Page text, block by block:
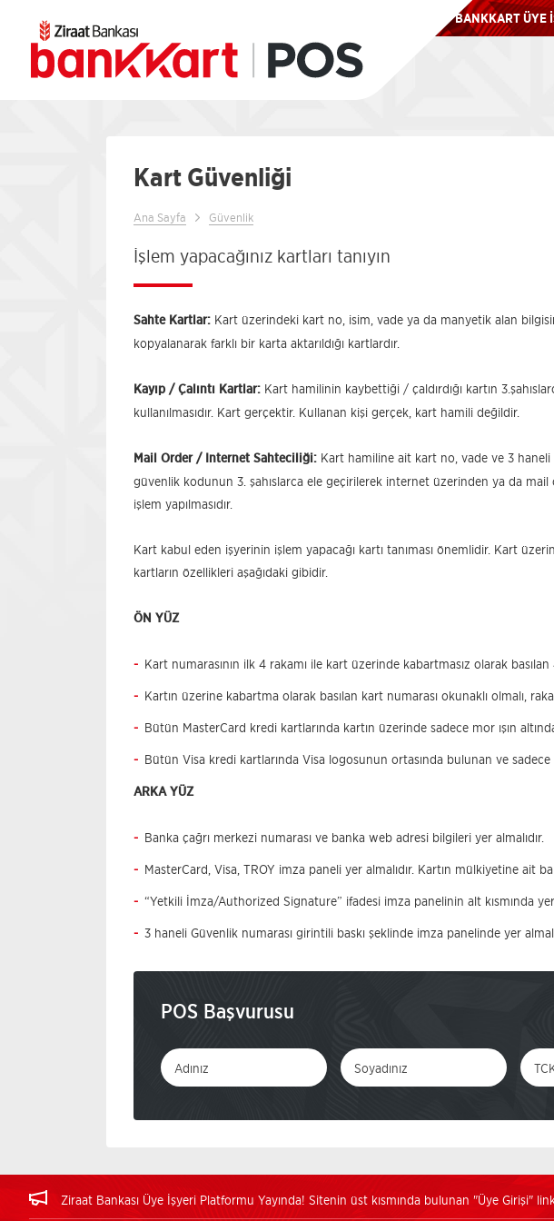
BANKKART ÜYE
Kart Güvenliği
Ana Sayfa Güvenlik
İşlem yapacağınız kartları tanıyın
Sahte Kartlar: Kart üzerindeki kart no, isim, vade ya da manyetik alan
kopyalanarak farklı bir karta aktarıldığı kartlardır.
Kayıp / Çalıntı Kartlar: Kart hamilinin kaybettiği / çaldırdığı kartın
kullanılmasıdır. Kart gerçektir. Kullanan kişi gerçek, kart hamili değildir.
Mail Order / Internet Sahteciliği: Kart hamiline ait kart no, vade ve 3 haneli
güvenlik kodunun 3. şahıslarca ele geçirilerek internet üzerinden ya da mail
işlem yapılmasıdır.
Kart kabul eden işyerinin işlem yapacağı kartı tanıması önemlidir. Kart
kartların özellikleri aşağıdaki gibidir.
ÖN YÜZ
Kart numarasının ilk 4 rakamı ile kart üzerinde kabartmasız olarak basılan
Kartın üzerine kabartma olarak basılan kart numarası okunaklı olmalı,
Bütün MasterCard kredi kartlarında kartın üzerinde sadece mor ışın
Bütün Visa kredi kartlarında Visa logosunun ortasında bulunan ve sadece
ARKA YÜZ
Banka çağrı merkezi numarası ve banka web adresi bilgileri yer almalıdır.
MasterCard, Visa, TROY imza paneli yer almalıdır. Kartın mülkiyetine ait
“Yetkili İmza/Authorized Signature” ifadesi imza panelinin alt kısmında yer
3 haneli Güvenlik numarası girintili baskı şeklinde imza panelinde yer
POS Başvurusu
Ziraat Bankası Üye İşyeri Platformu Yayında! Sitenin üst kısmında bulunan "Üye Girişi"